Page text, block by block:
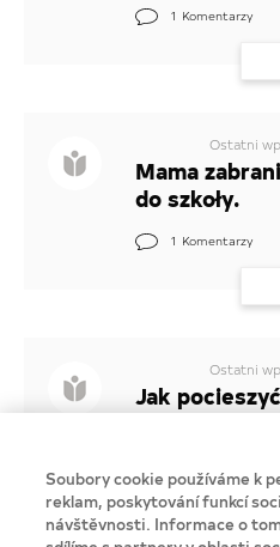
1 Komentarzy
Ostatni
Mama
do szkoły.
1 Komentarzy
Ostatni
Jak
Nie znalazłaś tematu który Cie
Soubory cookie používáme k
reklam, poskytování funkcí
návštěvnosti. Informace o